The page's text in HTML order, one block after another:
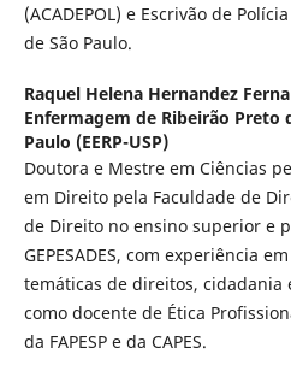
(ACADEPOL) e Escrivão de
de São Paulo.
Raquel Helena Hernandez
Enfermagem de Ribeirão Preto
Paulo (EERP-USP)
Doutora e Mestre em Ciências
em Direito pela Faculdade de
de Direito no ensino superior e
GEPESADES, com experiência
temáticas de direitos, cidadania
como docente de Ética
da FAPESP e da CAPES.